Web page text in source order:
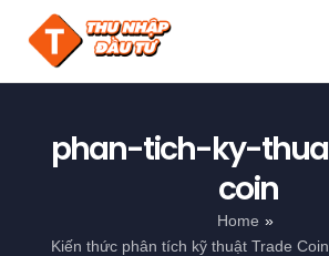
content
Người mới
Kiến thức
phan-tich-ky-
coin
Home
Kiến thức phân tích kỹ thuật Trade